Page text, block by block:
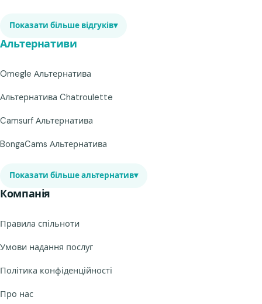
Показати більше відгуків▾
Альтернативи
Omegle Альтернатива
Альтернатива Chatroulette
Camsurf Альтернатива
BongaCams Альтернатива
Показати більше альтернатив▾
Компанія
Правила спільноти
Умови надання послуг
Політика конфіденційності
Про нас